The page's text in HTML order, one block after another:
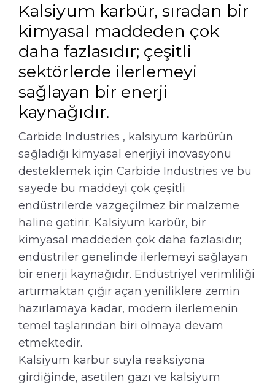
Kalsiyum karbür, sıradan bir
kimyasal maddeden çok
daha fazlasıdır; çeşitli
sektörlerde ilerlemeyi
sağlayan bir enerji
kaynağıdır.
Carbide Industries , kalsiyum karbürün
sağladığı kimyasal enerjiyi inovasyonu
desteklemek için Carbide Industries ve bu
sayede bu maddeyi çok çeşitli
endüstrilerde vazgeçilmez bir malzeme
haline getirir. Kalsiyum karbür, bir
kimyasal maddeden çok daha fazlasıdır;
endüstriler genelinde ilerlemeyi sağlayan
bir enerji kaynağıdır. Endüstriyel verimliliği
artırmaktan çığır açan yeniliklere zemin
hazırlamaya kadar, modern ilerlemenin
temel taşlarından biri olmaya devam
etmektedir.
Kalsiyum karbür suyla reaksiyona
girdiğinde, asetilen gazı ve kalsiyum